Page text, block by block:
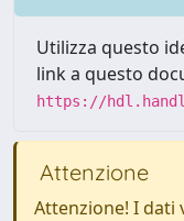
Utilizza questo
link a questo
https://
Attenzione
Attenzione! I dati